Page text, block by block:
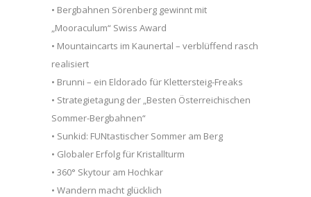
• Bergbahnen Sörenberg gewinnt mit
„Mooraculum“ Swiss Award
• Mountaincarts im Kaunertal – verblüffend rasch
realisiert
• Brunni – ein Eldorado für Klettersteig-Freaks
• Strategietagung der „Besten Österreichischen
Sommer-Bergbahnen“
• Sunkid: FUNtastischer Sommer am Berg
• Globaler Erfolg für Kristallturm
• 360° Skytour am Hochkar
• Wandern macht glücklich